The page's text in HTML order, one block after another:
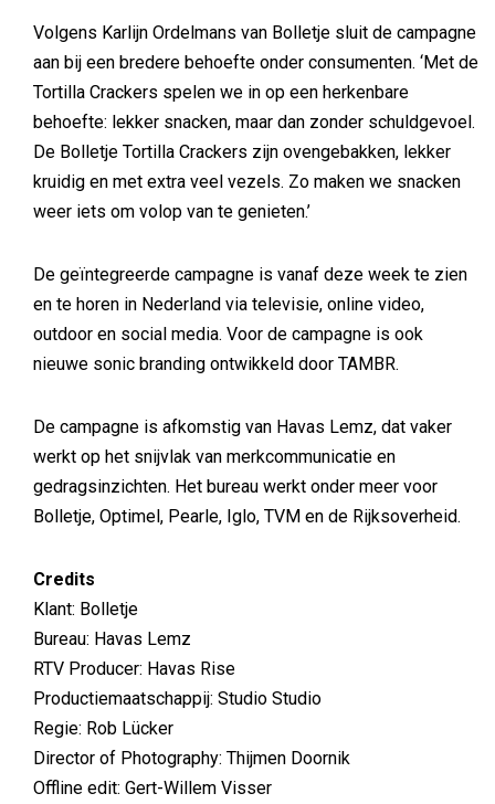
Volgens Karlijn Ordelmans van Bolletje sluit de campagne
aan bij een bredere behoefte onder consumenten. ‘Met de
Tortilla Crackers spelen we in op een herkenbare
behoefte: lekker snacken, maar dan zonder schuldgevoel.
De Bolletje Tortilla Crackers zijn ovengebakken, lekker
kruidig en met extra veel vezels. Zo maken we snacken
weer iets om volop van te genieten.’
De geïntegreerde campagne is vanaf deze week te zien
en te horen in Nederland via televisie, online video,
outdoor en social media. Voor de campagne is ook
nieuwe sonic branding ontwikkeld door TAMBR.
De campagne is afkomstig van Havas Lemz, dat vaker
werkt op het snijvlak van merkcommunicatie en
gedragsinzichten. Het bureau werkt onder meer voor
Bolletje, Optimel, Pearle, Iglo, TVM en de Rijksoverheid.
Credits
Klant: Bolletje
Bureau: Havas Lemz
RTV Producer: Havas Rise
Productiemaatschappij: Studio Studio
Regie: Rob Lücker
Director of Photography: Thijmen Doornik
Offline edit: Gert-Willem Visser